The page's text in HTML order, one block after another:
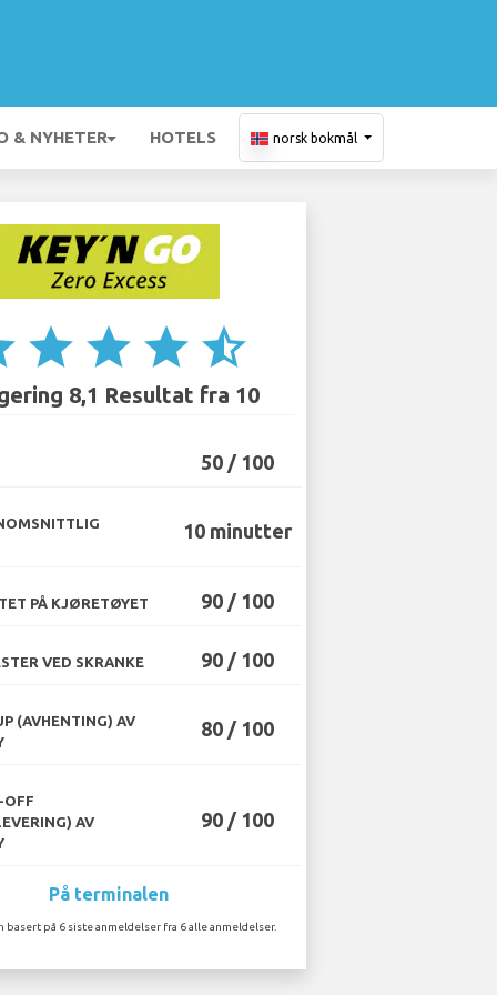
& NYHETER HOTELS norsk bokmål
star star star star_half
8,1 Resultat fra 10
50 / 100
10 minutter
PÅ KJØRETØYET 90 / 100
VED SKRANKE 90 / 100
(AVHENTING) AV
80 / 100
OFF
AV
90 / 100
På terminalen
basert på 6 siste anmeldelser fra 6 alle anmeldelser.